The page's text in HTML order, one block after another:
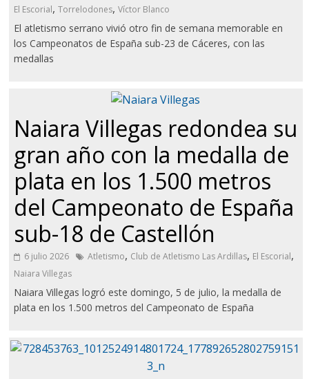
El Escorial,Torrelodones,Víctor Blanco
El atletismo serrano vivió otro fin de semana memorable en
los Campeonatos de España sub-23 de Cáceres, con las
medallas
Naiara Villegas redondea su
gran año con la medalla de
plata en los 1.500 metros
del Campeonato de España
sub-18 de Castellón
6 julio 2026 Atletismo, Club de Atletismo Las Ardillas, El Escorial,
Naiara Villegas
Naiara Villegas logró este domingo, 5 de julio, la medalla de
plata en los 1.500 metros del Campeonato de España